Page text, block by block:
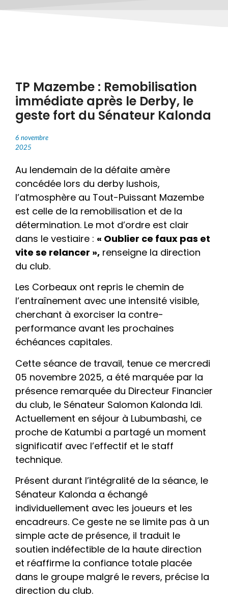
TP Mazembe : Remobilisation
immédiate après le Derby, le
geste fort du Sénateur Kalonda
6 novembre
2025
Au lendemain de la défaite amère
concédée lors du derby lushois,
l’atmosphère au Tout-Puissant Mazembe
est celle de la remobilisation et de la
détermination. Le mot d’ordre est clair
dans le vestiaire : « Oublier ce faux pas et
vite se relancer », renseigne la direction
du club.
Les Corbeaux ont repris le chemin de
l’entraînement avec une intensité visible,
cherchant à exorciser la contre-
performance avant les prochaines
échéances capitales.
Cette séance de travail, tenue ce mercredi
05 novembre 2025, a été marquée par la
présence remarquée du Directeur Financier
du club, le Sénateur Salomon Kalonda Idi.
Actuellement en séjour à Lubumbashi, ce
proche de Katumbi a partagé un moment
significatif avec l’effectif et le staff
technique.
Présent durant l’intégralité de la séance, le
Sénateur Kalonda a échangé
individuellement avec les joueurs et les
encadreurs. Ce geste ne se limite pas à un
simple acte de présence, il traduit le
soutien indéfectible de la haute direction
et réaffirme la confiance totale placée
dans le groupe malgré le revers, précise la
direction du club.